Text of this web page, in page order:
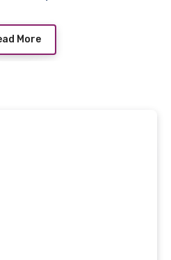
More